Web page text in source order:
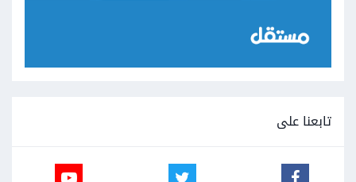
تابعنا على